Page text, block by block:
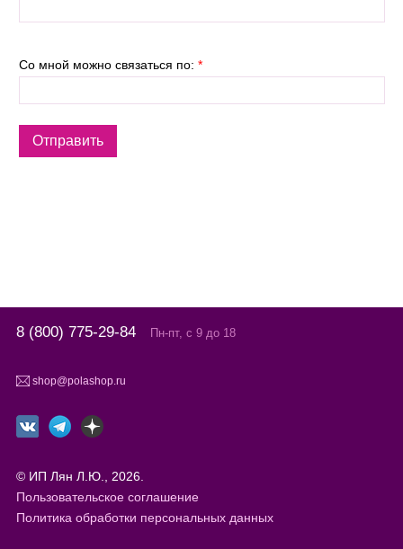
Со мной можно связаться по: *
8 (800) 775-29-84 Пн-пт, с 9 до 18
shop@polashop.ru
© ИП Лян Л.Ю., 2026.
Пользовательское соглашение
Политика обработки персональных данных